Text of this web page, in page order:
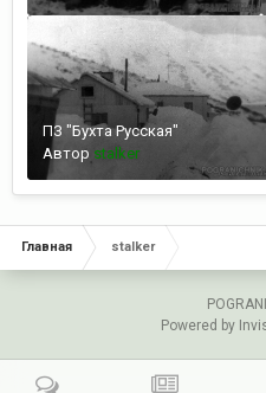
ПЗ "Бухта Русская"
Автор stalker
Главная stalker
Powered by